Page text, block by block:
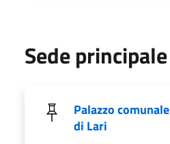
Sede principale
Palazzo comunale
di Lari